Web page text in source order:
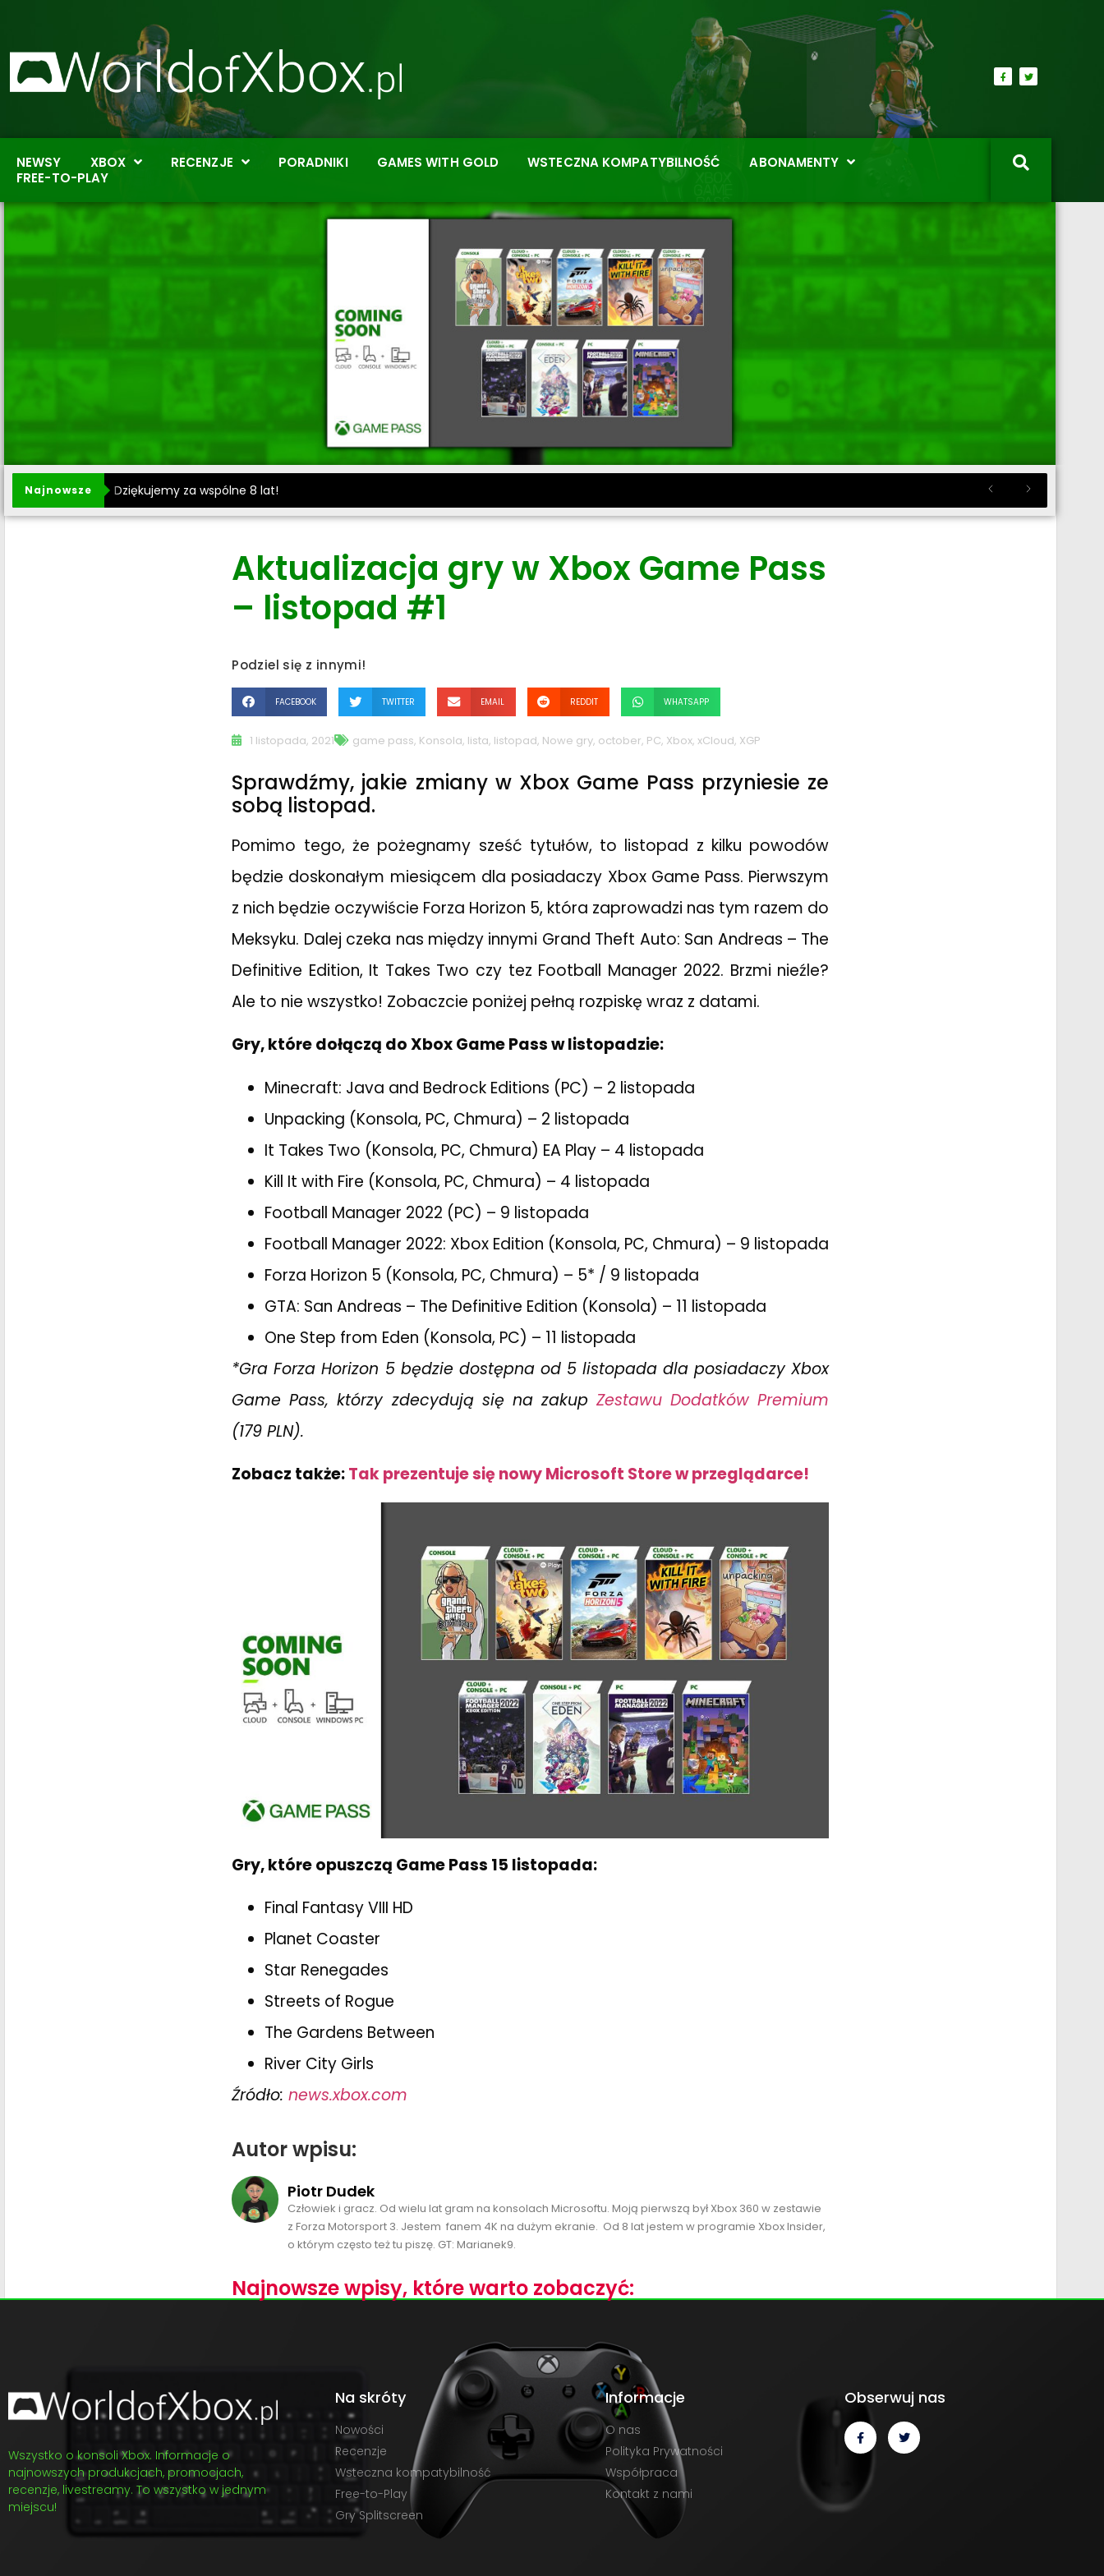
NEWSY XBOX RECENZJE PORADNIKI GAMES WITH GOLD WSTECZNA KOMPATYBILNOŚĆ
ABONAMENTY
FREE-TO-PLAY
Najnowsze Dziękujemy za wspólne 8 lat!
Aktualizacja gry w Xbox Game Pass
– listopad #1
Podziel się z innymi!
FACEBOOK TWITTER EMAIL REDDIT WHATSAPP
1 listopada, 2021 game pass, Konsola, lista, listopad, Nowe gry, october, PC, Xbox,xCloud, XGP
Sprawdźmy, jakie zmiany w Xbox Game Pass przyniesie ze
sobą listopad.
Pomimo tego, że pożegnamy sześć tytułów, to listopad z kilku powodów
będzie doskonałym miesiącem dla posiadaczy Xbox Game Pass. Pierwszym
z nich będzie oczywiście Forza Horizon 5, która zaprowadzi nas tym razem do
Meksyku. Dalej czeka nas między innymi Grand Theft Auto: San Andreas – The
Definitive Edition, It Takes Two czy tez Football Manager 2022. Brzmi nieźle?
Ale to nie wszystko! Zobaczcie poniżej pełną rozpiskę wraz z datami.
Gry, które dołączą do Xbox Game Pass w listopadzie:
Minecraft: Java and Bedrock Editions (PC) – 2 listopada
Unpacking (Konsola, PC, Chmura) – 2 listopada
It Takes Two (Konsola, PC, Chmura) EA Play – 4 listopada
Kill It with Fire (Konsola, PC, Chmura) – 4 listopada
Football Manager 2022 (PC) – 9 listopada
Football Manager 2022: Xbox Edition (Konsola, PC, Chmura) – 9 listopada
Forza Horizon 5 (Konsola, PC, Chmura) – 5* / 9 listopada
GTA: San Andreas – The Definitive Edition (Konsola) – 11 listopada
One Step from Eden (Konsola, PC) – 11 listopada
*Gra Forza Horizon 5 będzie dostępna od 5 listopada dla posiadaczy Xbox
Game Pass, którzy zdecydują się na zakupZestawu Dodatków Premium
(179 PLN).
Zobacz także:Tak prezentuje się nowy Microsoft Store w przeglądarce!
Gry, które opuszczą Game Pass 15 listopada:
Final Fantasy VIII HD
Planet Coaster
Star Renegades
Streets of Rogue
The Gardens Between
River City Girls
Źródło:news.xbox.com
Autor wpisu:
Piotr Dudek
Człowiek i gracz. Od wielu lat gram na konsolach Microsoftu. Moją pierwszą był Xbox 360 w zestawie
z Forza Motorsport 3. Jestem fanem 4K na dużym ekranie. Od 8 lat jestem w programie Xbox Insider,
o którym często też tu piszę. GT: Marianek9.
Najnowsze wpisy, które warto zobaczyć:
Wszystko o konsoli Xbox. Informacje o
najnowszych produkcjach, promocjach,
recenzje, livestreamy. To wszystko w jednym
miejscu!
Na skróty
Nowości
Recenzje
Wsteczna kompatybilność
Free-to-Play
Gry Splitscreen
Informacje
O nas
Polityka Prywatności
Współpraca
Kontakt z nami
Obserwuj nas